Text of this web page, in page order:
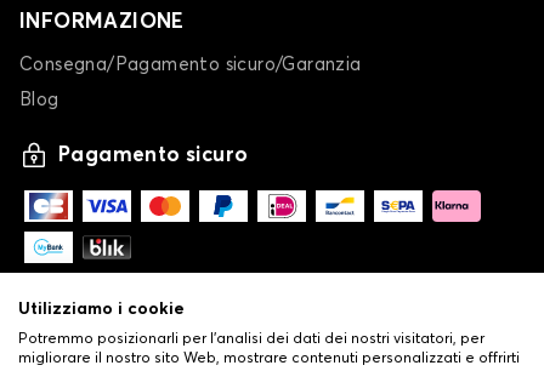
INFORMAZIONE
Consegna/Pagamento sicuro/Garanzia
Blog
Pagamento sicuro
Utilizziamo i cookie
Potremmo posizionarli per l'analisi dei dati dei nostri visitatori, per
migliorare il nostro sito Web, mostrare contenuti personalizzati e offrirti